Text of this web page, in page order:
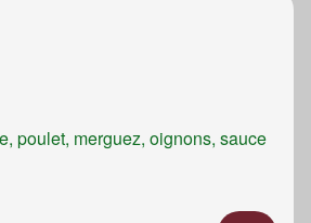
poulet, merguez, oignons, sauce